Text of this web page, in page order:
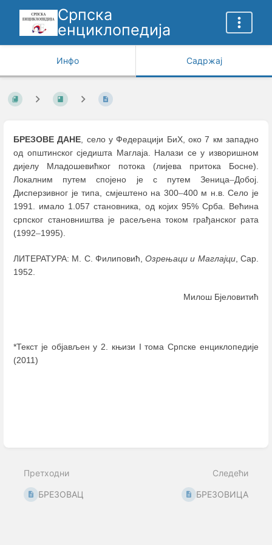
Српска
енциклопедија
Инфо Садржај
БРЕЗОВЕ ДАНЕ, село у Федерацији БиХ, око 7 км западно
од општинског сједишта Маглаја. Налази се у изворишном
дијелу Младошевићког потока (лијева притока Босне).
Локалним путем спојено је с путем Зеница–Добој.
Дисперзивног је типа, смјештено на 300–400 м н.в. Село је
1991. имало 1.057 становника, од којих 95% Срба. Већина
српског становништва је расељена током грађанског рата
(1992–1995).
ЛИТЕРАТУРА: М. С. Филиповић,Озрењаци и Маглајци, Сар.
1952.
Милош Бјеловитић
*Текст је објављен у 2. књизи I тома Српске енциклопедије
(2011)
Претходни
БРЕЗОВАЦ
Следећи
БРЕЗОВИЦА